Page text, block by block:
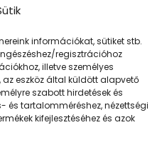
információkat, sütiket stb.
regisztrációhoz
illetve személyes
eszköz által küldött alapvető
szabott hirdetések és
és tartalomméréshez, nézettségi
kifejlesztéséhez és azok